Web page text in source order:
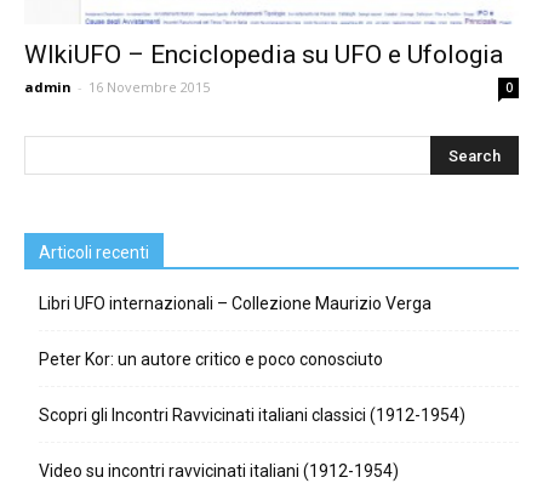
WIkiUFO – Enciclopedia su UFO e Ufologia
admin - 16 Novembre 2015 0
Articoli recenti
Libri UFO internazionali – Collezione Maurizio Verga
Peter Kor: un autore critico e poco conosciuto
Scopri gli Incontri Ravvicinati italiani classici (1912-1954)
Video su incontri ravvicinati italiani (1912-1954)